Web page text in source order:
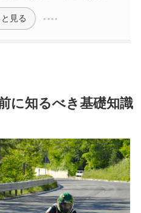
見る
に知るべき基礎知識